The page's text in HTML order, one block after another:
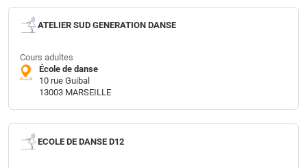
ATELIER SUD GENERATION DANSE
Cours adultes
École de danse
10 rue Guibal
13003 MARSEILLE
ECOLE DE DANSE D12